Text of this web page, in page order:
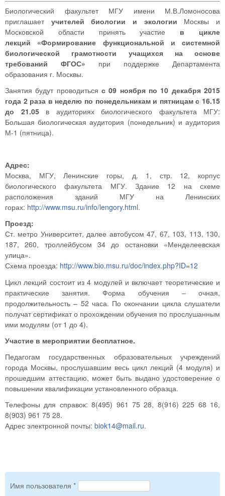
Биологический факультет МГУ имени М.В.Ломоносова
приглашает учителей биологии и экологии Москвы и
Московской области принять участие в цикле
лекций «Формирование функциональной и системной
биологической грамотности учащихся на основе
требований ФГОС» при поддержке Департамента
образования г. Москвы.
Занятия будут проводиться с 09 ноября по 10 декабря 2015
года 2 раза в неделю по понедельникам и пятницам с 16.15
до 21.05в аудиториях биологического факультета МГУ:
Большая биологическая аудитория (понедельник) и аудитория
М-1 (пятница).
Адрес:
Москва, МГУ, Ленинские горы, д. 1, стр. 12, корпус
биологического факультета МГУ. Здание 12 на схеме
расположения зданий МГУ на Ленинских
горах: http://www.msu.ru/info/lengory.html.
Проезд:
Ст. метро Университет, далее автобусом 47, 67, 103, 113, 130,
187, 260, троллейбусом 34 до остановки «Менделеевская
улица».
Схема проезда: http://www.bio.msu.ru/doc/index.php?ID=12
Цикл лекций состоит из 4 модулей и включает теоретические и
практические занятия. Форма обучения – очная,
продолжительность – 52 часа. По окончании цикла слушатели
получат сертификат о прохождении обучения по прослушанным
ими модулям (от 1 до 4).
Участие в мероприятии бесплатное.
Педагогам государственных образовательных учреждений
города Москвы, прослушавшим весь цикл лекций (4 модуля) и
прошедшим аттестацию, может быть выдано удостоверение о
повышении квалификации установленного образца.
Телефоны для справок: 8(495) 961 75 28, 8(916) 225 68 16,
8(903) 961 75 28.
Адрес электронной почты: biok14@mail.ru.
Имя пользователя *